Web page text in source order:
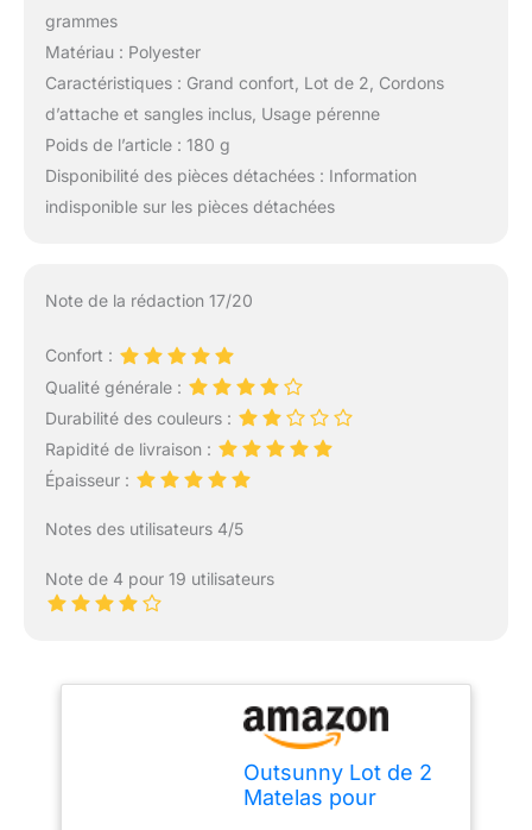
grammes
Matériau : Polyester
Caractéristiques : Grand confort, Lot de 2, Cordons
d’attache et sangles inclus, Usage pérenne
Poids de l’article : 180 g
Disponibilité des pièces détachées : Information
indisponible sur les pièces détachées
Note de la rédaction 17/20
Confort :
Qualité générale :
Durabilité des couleurs :
Rapidité de livraison :
Épaisseur :
Notes des utilisateurs 4/5
Note de 4 pour 19 utilisateurs
Outsunny Lot de 2
Matelas pour